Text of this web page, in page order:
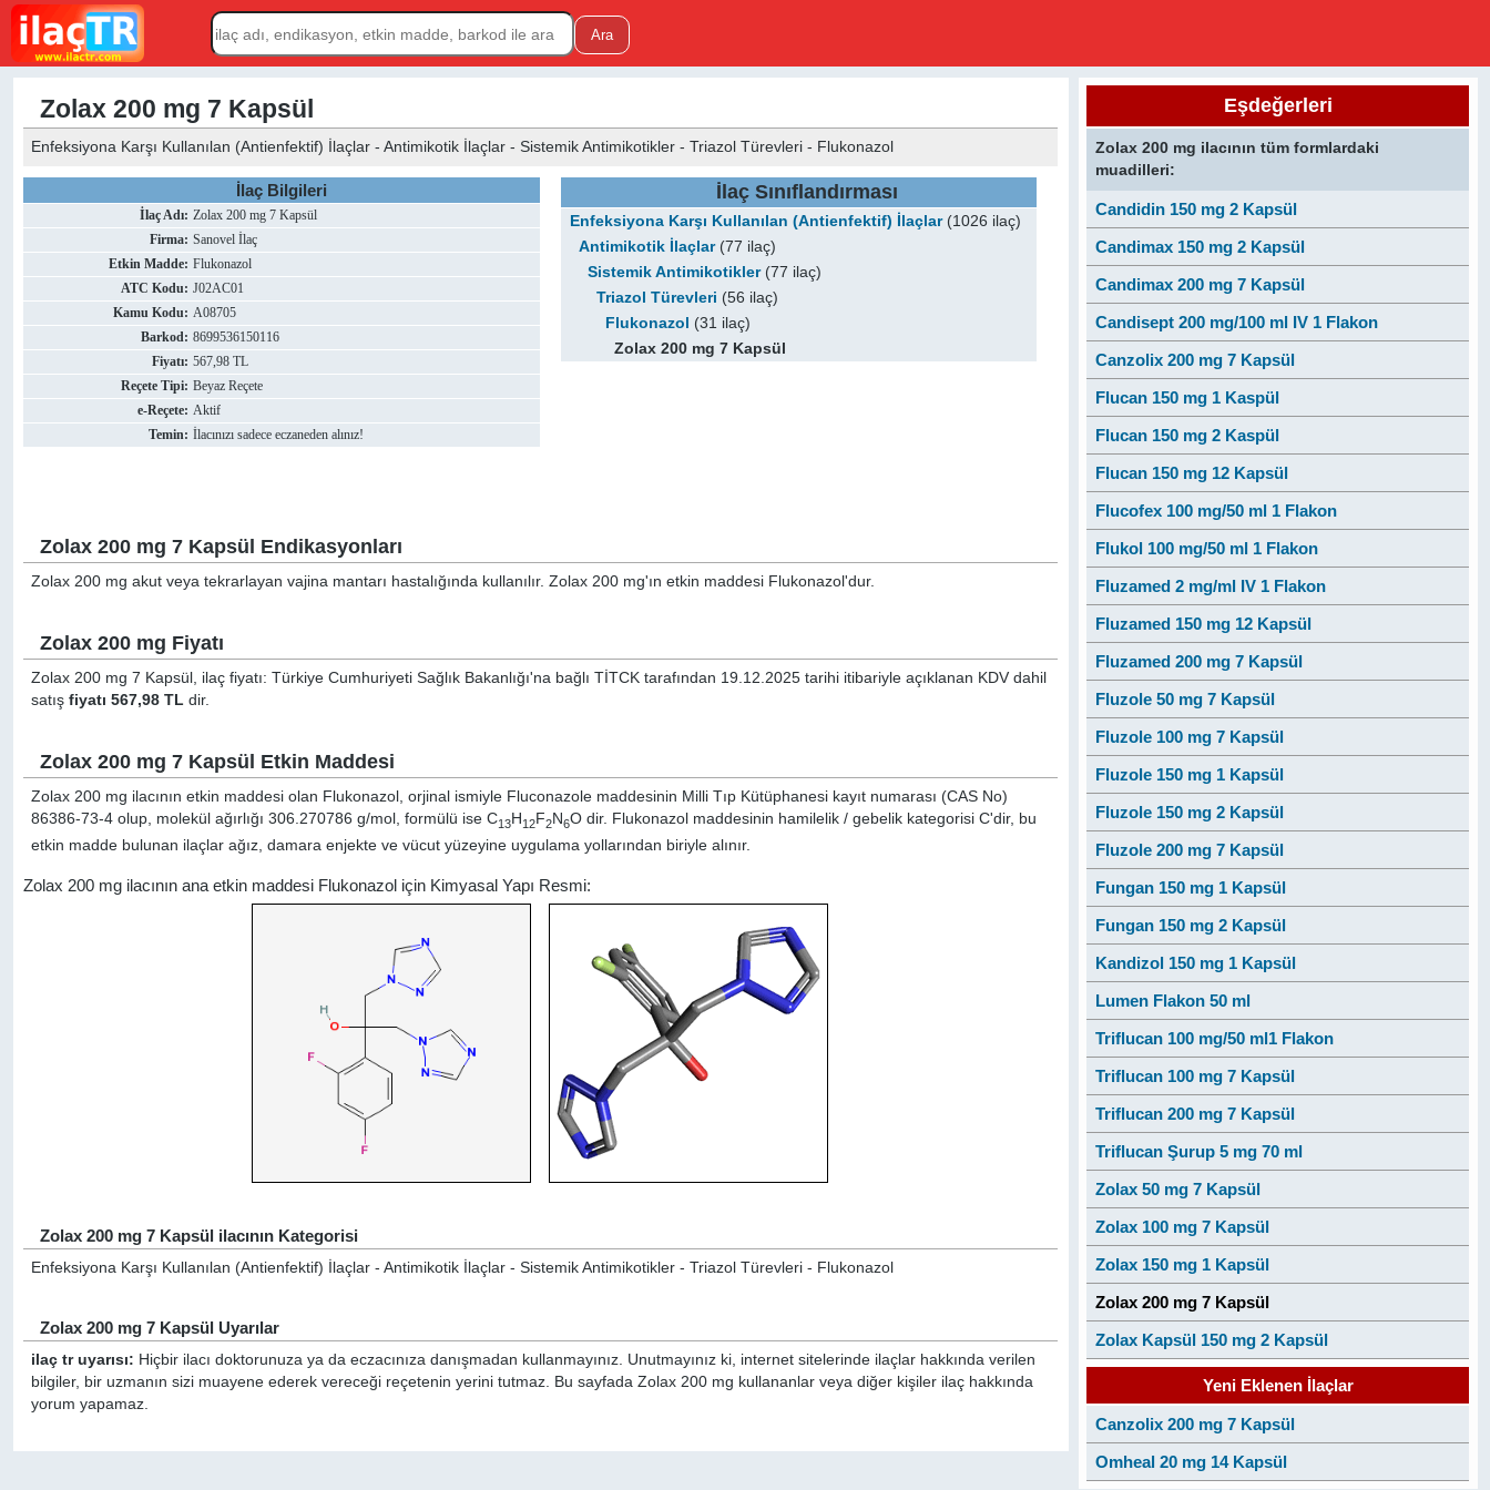
Zolax 200 mg 7 Kapsül
Enfeksiyona Karşı Kullanılan (Antienfektif) İlaçlar - Antimikotik İlaçlar - Sistemik Antimikotikler - Triazol Türevleri - Flukonazol
İlaç Bilgileri
İlaç Adı: Zolax 200 mg 7 Kapsül
Firma: Sanovel İlaç
Etkin Madde: Flukonazol
ATC Kodu: J02AC01
Kamu Kodu: A08705
Barkod: 8699536150116
Fiyatı: 567,98 TL
Reçete Tipi: Beyaz Reçete
e-Reçete: Aktif
Temin: İlacınızı sadece eczaneden alınız!
İlaç Sınıflandırması
Enfeksiyona Karşı Kullanılan (Antienfektif) İlaçlar(1026 ilaç)
Antimikotik İlaçlar(77 ilaç)
Sistemik Antimikotikler(77 ilaç)
Triazol Türevleri (56 ilaç)
Flukonazol
(31 ilaç)
Zolax 200 mg 7 Kapsül
Zolax 200 mg 7 Kapsül Endikasyonları
Zolax 200 mg akut veya tekrarlayan vajina mantarı hastalığında kullanılır. Zolax 200 mg'ın etkin maddesi Flukonazol'dur.
Zolax 200 mg Fiyatı
Zolax 200 mg 7 Kapsül, ilaç fiyatı: Türkiye Cumhuriyeti Sağlık Bakanlığı'na bağlı TİTCK tarafından 19.12.2025 tarihi itibariyle açıklanan KDV dahil
satışfiyatı 567,98 TL dir.
Zolax 200 mg 7 Kapsül Etkin Maddesi
Zolax 200 mg ilacının etkin maddesi olan Flukonazol, orjinal ismiyle Fluconazole maddesinin Milli Tıp Kütüphanesi kayıt numarası (CAS No)
86386-73-4 olup, molekül ağırlığı 306.270786 g/mol, formülü ise C13H 12F2N6O dir. Flukonazol maddesinin hamilelik / gebelik kategorisi C'dir, bu
etkin madde bulunan ilaçlar ağız, damara enjekte ve vücut yüzeyine uygulama yollarından biriyle alınır.
Zolax 200 mg ilacının ana etkin maddesi Flukonazol için Kimyasal Yapı Resmi:
Zolax 200 mg 7 Kapsül ilacının Kategorisi
Enfeksiyona Karşı Kullanılan (Antienfektif) İlaçlar - Antimikotik İlaçlar - Sistemik Antimikotikler - Triazol Türevleri - Flukonazol
Zolax 200 mg 7 Kapsül Uyarılar
ilaç tr uyarısı: Hiçbir ilacı doktorunuza ya da eczacınıza danışmadan kullanmayınız. Unutmayınız ki, internet sitelerinde ilaçlar hakkında verilen
bilgiler, bir uzmanın sizi muayene ederek vereceği reçetenin yerini tutmaz. Bu sayfada Zolax 200 mg kullananlar veya diğer kişiler ilaç hakkında
yorum yapamaz.
Eşdeğerleri
Zolax 200 mg ilacının tüm formlardaki
muadilleri:
Candidin 150 mg 2 Kapsül
Candimax 150 mg 2 Kapsül
Candimax 200 mg 7 Kapsül
Candisept 200 mg/100 ml IV 1 Flakon
Canzolix 200 mg 7 Kapsül
Flucan 150 mg 1 Kaspül
Flucan 150 mg 2 Kaspül
Flucan 150 mg 12 Kapsül
Flucofex 100 mg/50 ml 1 Flakon
Flukol 100 mg/50 ml 1 Flakon
Fluzamed 2 mg/ml IV 1 Flakon
Fluzamed 150 mg 12 Kapsül
Fluzamed 200 mg 7 Kapsül
Fluzole 50 mg 7 Kapsül
Fluzole 100 mg 7 Kapsül
Fluzole 150 mg 1 Kapsül
Fluzole 150 mg 2 Kapsül
Fluzole 200 mg 7 Kapsül
Fungan 150 mg 1 Kapsül
Fungan 150 mg 2 Kapsül
Kandizol 150 mg 1 Kapsül
Lumen Flakon 50 ml
Triflucan 100 mg/50 ml1 Flakon
Triflucan 100 mg 7 Kapsül
Triflucan 200 mg 7 Kapsül
Triflucan Şurup 5 mg 70 ml
Zolax 50 mg 7 Kapsül
Zolax 100 mg 7 Kapsül
Zolax 150 mg 1 Kapsül
Zolax 200 mg 7 Kapsül
Zolax Kapsül 150 mg 2 Kapsül
Yeni Eklenen İlaçlar
Canzolix 200 mg 7 Kapsül
Omheal 20 mg 14 Kapsül